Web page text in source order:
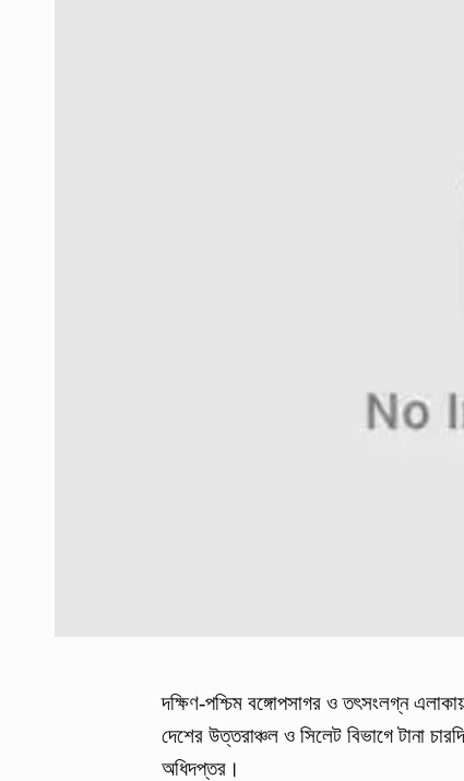
দক্ষিণ-পশ্চিম বঙ্গোপসাগর ও তৎসংলগ্ন
দেশের উত্তরাঞ্চল ও সিলেট বিভাগে টানা
অধিদপ্তর।